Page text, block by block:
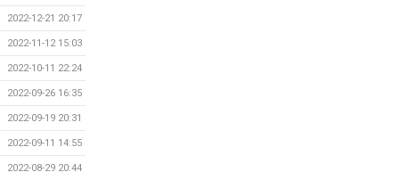
2022-12-21 20:17
2022-11-12 15:03
2022-10-11 22:24
2022-09-26 16:35
2022-09-19 20:31
2022-09-11 14:55
2022-08-29 20:44